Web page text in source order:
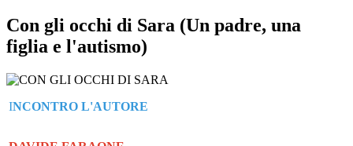
Con gli occhi di Sara (Un padre, una
figlia e l'autismo)
INCONTRO L'AUTORE